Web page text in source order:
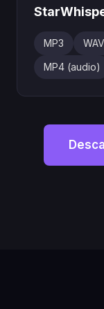
MP3 WAV
MP4 (audio)